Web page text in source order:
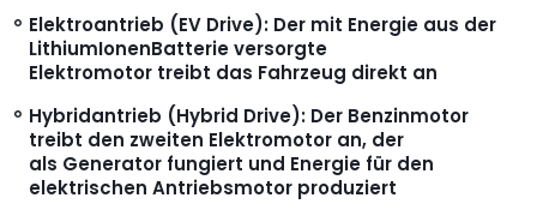
Elektroantrieb (EV Drive): Der mit Energie aus der
LithiumIonenBatterie versorgte
Elektromotor treibt das Fahrzeug direkt an
Hybridantrieb (Hybrid Drive): Der Benzinmotor
treibt den zweiten Elektromotor an, der
als Generator fungiert und Energie für den
elektrischen Antriebsmotor produziert